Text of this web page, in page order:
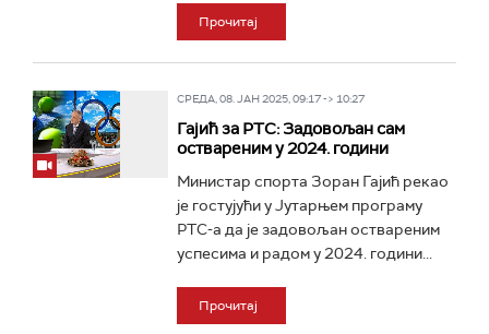
Прочитај
СРЕДА, 08. ЈАН 2025, 09:17 -> 10:27
Гајић за РТС: Задовољан сам
оствареним у 2024. години
Министар спорта Зоран Гајић рекао
је гостујући у Јутарњем програму
РТС-а да је задовољан оствареним
успесима и радом у 2024. години...
Прочитај